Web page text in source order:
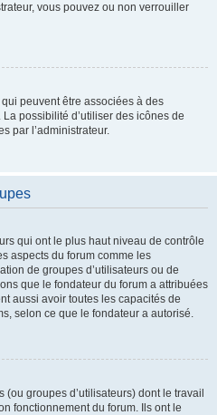
vous pouvez ou non verrouiller
peuvent être associées à des
possibilité d’utiliser des icônes de
par l’administrateur.
qui ont le plus haut niveau de contrôle
aspects du forum comme les
de groupes d’utilisateurs ou de
que le fondateur du forum a attribuées
aussi avoir toutes les capacités de
selon ce que le fondateur a autorisé.
groupes d’utilisateurs) dont le travail
fonctionnement du forum. Ils ont le